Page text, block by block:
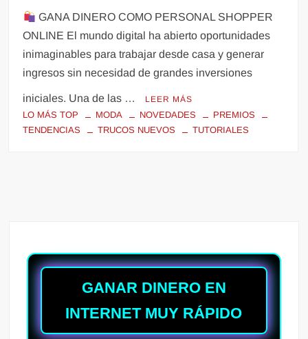
GANA DINERO COMO PERSONAL SHOPPER
ONLINE El mundo digital ha abierto oportunidades
inimaginables para trabajar desde casa y generar
ingresos sin necesidad de grandes inversiones
iniciales. Una de las … LEER MÁS
LO MÁS TOP MODA NOVEDADES
PREMIOS
TENDENCIAS
TRUCOS NUEVOS TUTORIALES
GANAR DINERO EN
INTERNET MUY RÁPIDO